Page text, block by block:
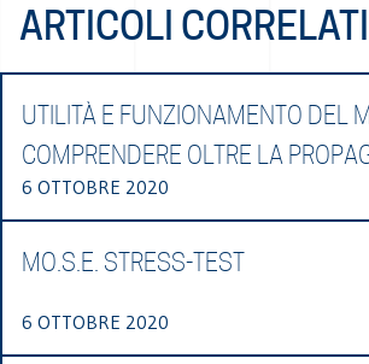
ARTICOLI CORRELATI
UTILITÀ E FUNZIONAMENTO DEL
COMPRENDERE OLTRE LA
6 OTTOBRE 2020
MO.S.E. STRESS-TEST
6 OTTOBRE 2020